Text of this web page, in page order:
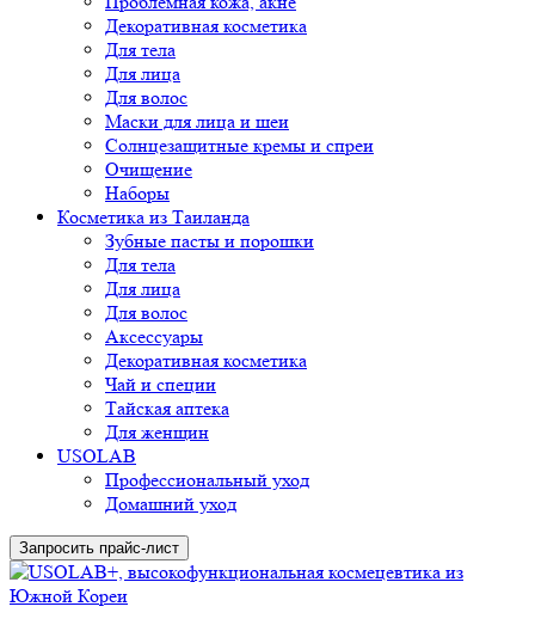
Декоративная косметика
Для тела
Для лица
Для волос
Маски для лица и шеи
Солнцезащитные кремы и спреи
Очищение
Наборы
Косметика из Таиланда
Зубные пасты и порошки
Для тела
Для лица
Для волос
Аксессуары
Декоративная косметика
Чай и специи
Тайская аптека
Для женщин
USOLAB
Профессиональный уход
Домашний уход
Запросить прайс-лист